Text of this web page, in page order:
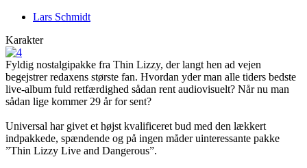
Lars Schmidt
Karakter
Fyldig nostalgipakke fra Thin Lizzy, der langt hen ad vejen
begejstrer redaxens største fan. Hvordan yder man alle tiders bedste
live-album fuld retfærdighed sådan rent audiovisuelt? Når nu man
sådan lige kommer 29 år for sent?
Universal har givet et højst kvalificeret bud med den lækkert
indpakkede, spændende og på ingen måder uinteressante pakke
”Thin Lizzy Live and Dangerous”.